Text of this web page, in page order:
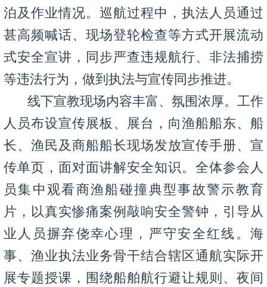
泊及作业情况。巡航过程中，执法人员通过
甚高频喊话、现场登轮检查等方式开展流动
式安全宣讲，同步严查违规航行、非法捕捞
等违法行为，做到执法与宣传同步推进。
线下宣教现场内容丰富、氛围浓厚。工作
人员布设宣传展板、展台，向渔船船东、船
长、渔民及商船船长现场发放宣传手册、宣
传单页，面对面讲解安全知识。全体参会人
员集中观看商渔船碰撞典型事故警示教育
片，以真实惨痛案例敲响安全警钟，引导从
业人员摒弃侥幸心理，严守安全红线。海
事、渔业执法业务骨干结合辖区通航实际开
展专题授课，围绕船舶航行避让规则、夜间